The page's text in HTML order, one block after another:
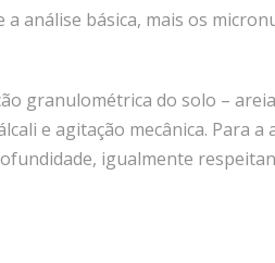
a análise básica, mais os
granulométrica do solo –
e agitação mecânica. Para
igualmente